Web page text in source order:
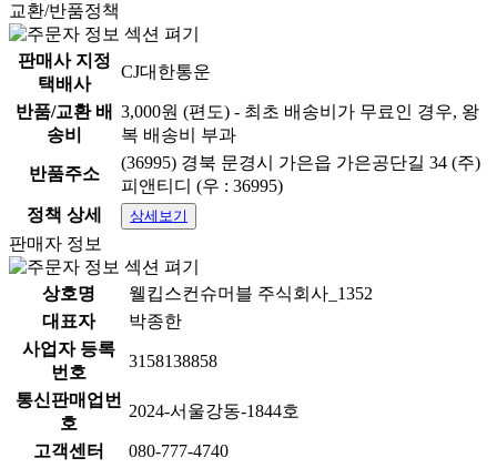
교환/반품정책
판매사 지정
택배사
CJ대한통운
반품/교환 배
송비
3,000원 (편도) - 최초 배송비가 무료인 경우, 왕
복 배송비 부과
반품주소
(36995) 경북 문경시 가은읍 가은공단길 34 (주)
피앤티디 (우 : 36995)
정책 상세
상세보기
판매자 정보
상호명
웰킵스컨슈머블 주식회사_1352
대표자
박종한
사업자 등록
번호
3158138858
통신판매업번
호
2024-서울강동-1844호
고객센터
080-777-4740